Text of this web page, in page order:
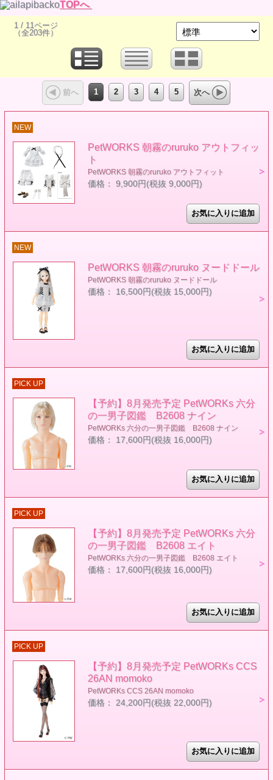
TOPへ
1 / 11ページ
（全203件）
前へ 1 2 3 4 5 次へ
NEW
PetWORKS 朝霧のruruko アウトフィッ
ト
PetWORKS 朝霧のruruko アウトフィット
価格： 9,900円(税抜 9,000円)
NEW
PetWORKS 朝霧のruruko ヌードドール
PetWORKS 朝霧のruruko ヌードドール
価格： 16,500円(税抜 15,000円)
PICK UP
【予約】8月発売予定 PetWORKs 六分
の一男子図鑑 B2608 ナイン
PetWORKs 六分の一男子図鑑 B2608 ナイン
価格： 17,600円(税抜 16,000円)
PICK UP
【予約】8月発売予定 PetWORKs 六分
の一男子図鑑 B2608 エイト
PetWORKs 六分の一男子図鑑 B2608 エイト
価格： 17,600円(税抜 16,000円)
PICK UP
【予約】8月発売予定 PetWORKs CCS
26AN momoko
PetWORKs CCS 26AN momoko
価格： 24,200円(税抜 22,000円)